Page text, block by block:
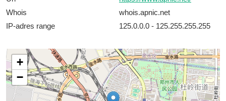
Whois
whois.apnic.net
IP-adres range
125.0.0.0 - 125.255.255.255
+
−